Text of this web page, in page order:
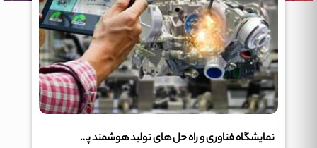
نمایشگاه فناوری و راه حل های تولید هوشمند پاتایا